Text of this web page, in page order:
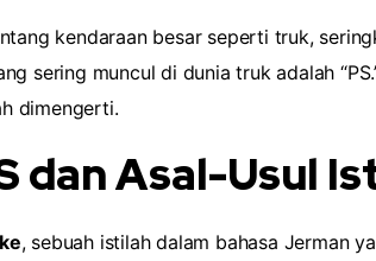
kendaraan besar seperti truk,
sering muncul di dunia truk adalah
dimengerti.
dan Asal-Usul
, sebuah istilah dalam bahasa Jerman